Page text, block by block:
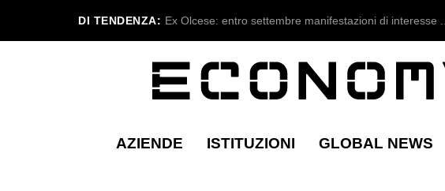
DI TENDENZA: Ex Olcese: entro settembre manifestazioni di interesse ...
AZIENDE ISTITUZIONI GLOBAL NEWS